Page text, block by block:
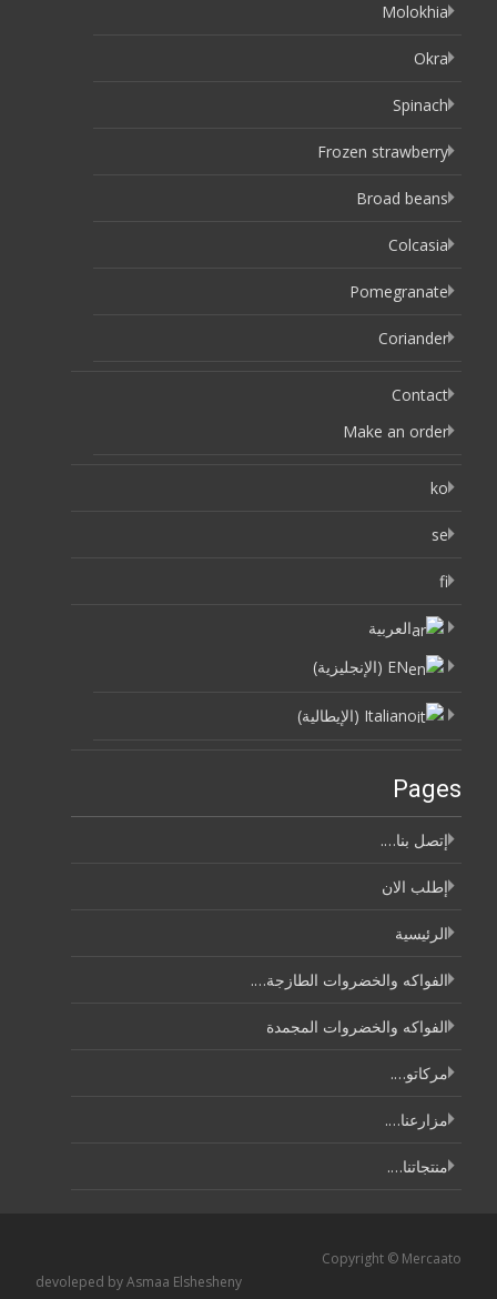
Molokhia
Okra
Spinach
Frozen strawberry
Broad beans
Colcasia
Pomegranate
Coriander
Contact
Make an order
ko
se
fi
العربية
EN
(الإنجليزية)
Italiano
(الإيطالية)
Pages
إتصل بنا….
إطلب الان
الرئيسية
الفواكه والخضروات الطازجة….
الفواكه والخضروات المجمدة
مركاتو….
مزارعنا….
منتجاتنا….
Copyright © Mercaato
devoleped by Asmaa Elshesheny